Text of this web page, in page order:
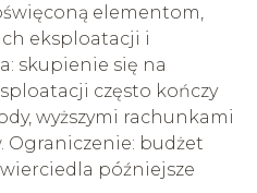
elementom,
eksploatacji i
skupienie się na
często kończy
wyższymi rachunkami
Ograniczenie: budżet
późniejsze